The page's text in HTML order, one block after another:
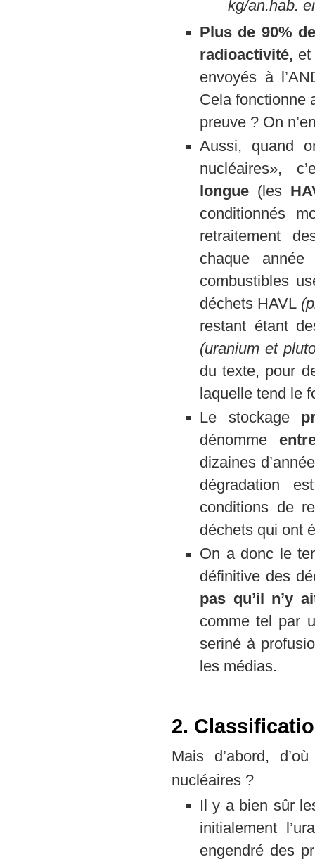
kg/an.hab.
Plus de 90%
radioactivité, et
envoyés à
Cela fonctionne
preuve ? On
Aussi, quand
nucléaires»,
longue (les
conditionnés
retraitement
chaque
combustibles
déchets HAVL
restant étant
(uranium et
du texte, pour
laquelle tend le
Le stockage
dénomme
dizaines
dégradation
conditions de
déchets qui ont
On a donc le
définitive des
pas qu’il n’y
comme tel par
seriné à
les médias.
2.
Mais d’abord,
nucléaires ?
Il y a bien sûr
initialement
engendré des